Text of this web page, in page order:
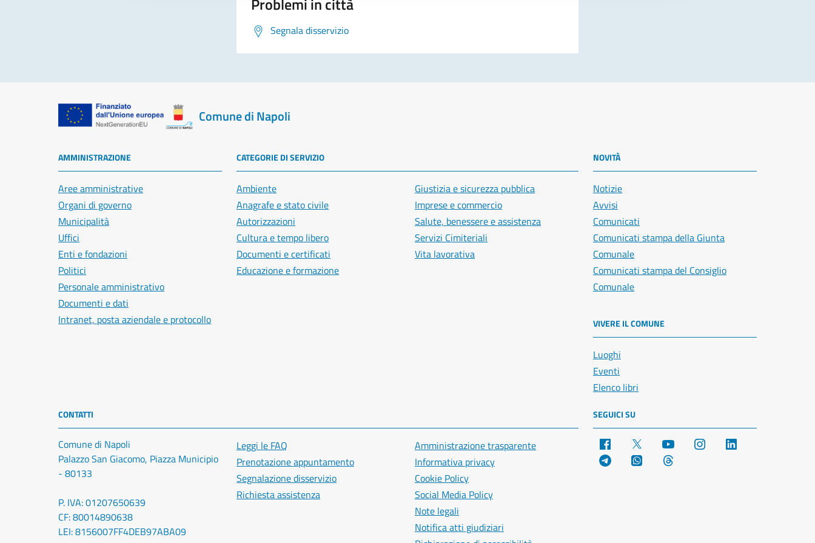
Segnala disservizio
Comune di Napoli
AMMINISTRAZIONE
Aree amministrative
Organi di governo
Municipalità
Uffici
Enti e fondazioni
Politici
Personale amministrativo
Documenti e dati
Intranet, posta aziendale e protocollo
CATEGORIE DI SERVIZIO
Ambiente
Anagrafe e stato civile
Autorizzazioni
Cultura e tempo libero
Documenti e certificati
Educazione e formazione
Giustizia e sicurezza pubblica
Imprese e commercio
Salute, benessere e assistenza
Servizi Cimiteriali
Vita lavorativa
NOVITÀ
Notizie
Avvisi
Comunicati
Comunicati stampa della Giunta
Comunale
Comunicati stampa del Consiglio
Comunale
VIVERE IL COMUNE
Luoghi
Eventi
Elenco libri
CONTATTI
Comune di Napoli
Palazzo San Giacomo, Piazza Municipio
- 80133
P. IVA: 01207650639
CF: 80014890638
LEI: 8156007FF4DEB97ABA09
Leggi le FAQ
Prenotazione appuntamento
Segnalazione disservizio
Richiesta assistenza
Amministrazione trasparente
Informativa privacy
Cookie Policy
Social Media Policy
Note legali
Notifica atti giudiziari
SEGUICI SU
Facebook YouTube Instagram
Telegram WhatsApp